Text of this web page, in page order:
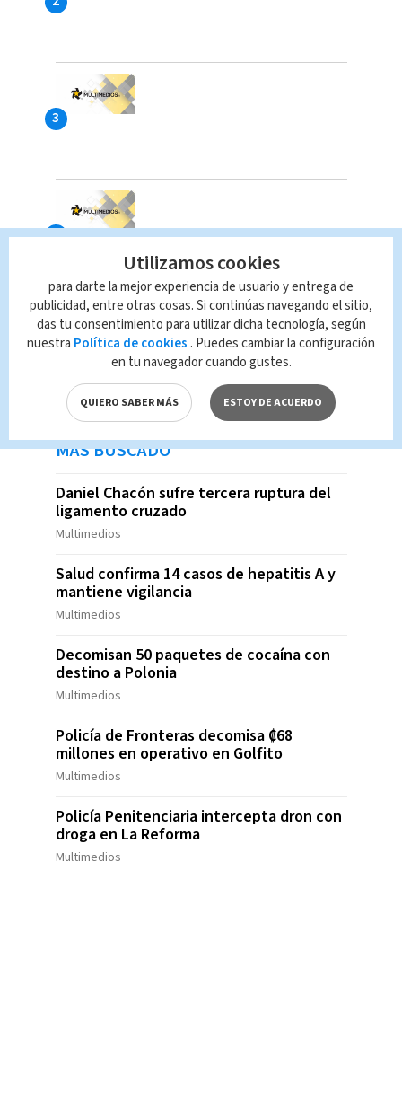
MÁS BUSCADO
Daniel Chacón sufre tercera ruptura del
ligamento cruzado
Multimedios
Salud confirma 14 casos de hepatitis A y
mantiene vigilancia
Multimedios
Decomisan 50 paquetes de cocaína con
destino a Polonia
Multimedios
Policía de Fronteras decomisa ₡68
millones en operativo en Golfito
Multimedios
Policía Penitenciaria intercepta dron con
droga en La Reforma
Multimedios
Utilizamos cookies
para darte la mejor experiencia de usuario y entrega de
publicidad, entre otras cosas. Si continúas navegando el sitio,
das tu consentimiento para utilizar dicha tecnología, según
nuestra Política de cookies . Puedes cambiar la configuración
en tu navegador cuando gustes.
QUIERO SABER MÁS ESTOY DE ACUERDO